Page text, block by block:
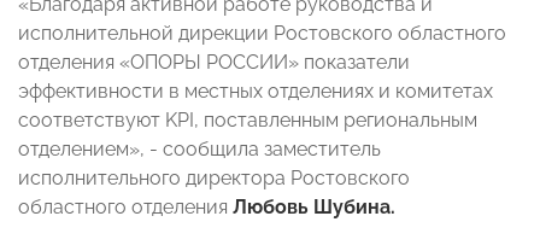
исполнительной дирекции Ростовского областного
отделения «ОПОРЫ РОССИИ» показатели
эффективности в местных отделениях и комитетах
соответствуют KPI, поставленным региональным
отделением», - сообщила заместитель
исполнительного директора Ростовского
областного отделения Любовь Шубина.